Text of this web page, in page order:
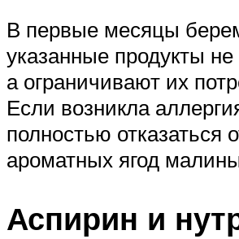
В первые месяцы
указанные продукты
а ограничивают их
Если возникла
полностью отказаться
ароматных ягод
Аспирин и